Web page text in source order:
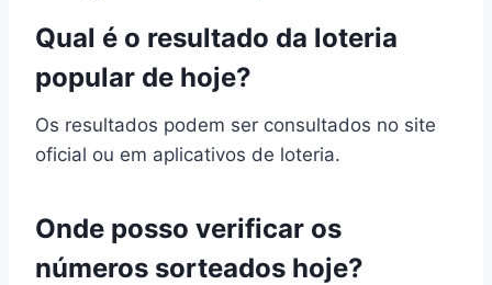
Qual é o resultado da loteria
popular de hoje?
Os resultados podem ser consultados no site
oficial ou em aplicativos de loteria.
Onde posso verificar os
números sorteados hoje?